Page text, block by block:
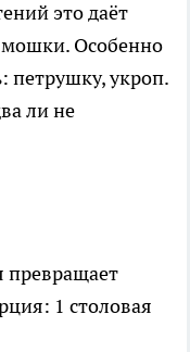
это даёт
Особенно
петрушку, укроп.
ли не
превращает
1 столовая